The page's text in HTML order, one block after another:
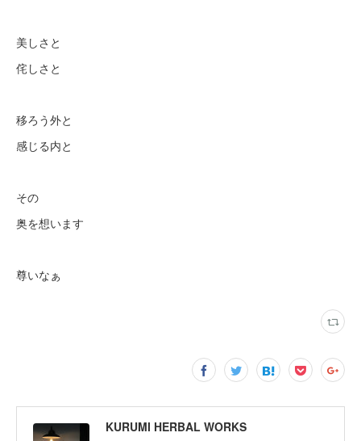
美しさと
侘しさと
移ろう外と
感じる内と
その
奥を想います
尊いなぁ
KURUMI HERBAL WORKS